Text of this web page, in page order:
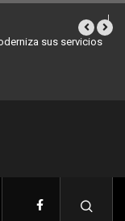
sus servicios